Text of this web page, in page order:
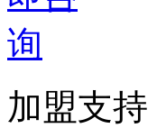
加盟支持